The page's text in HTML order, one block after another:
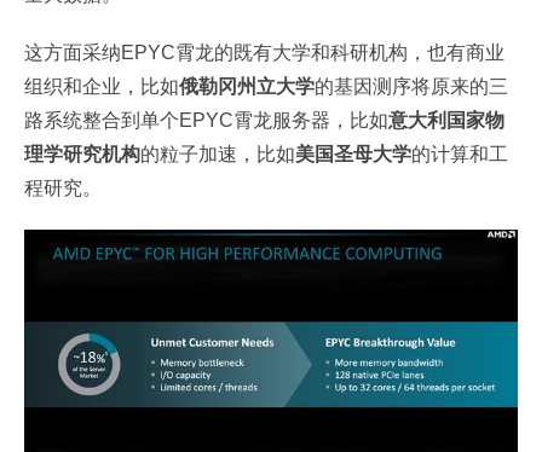
这方面采纳EPYC霄龙的既有大学和科研机构，也有商业
组织和企业，比如俄勒冈州立大学的基因测序将原来的三
路系统整合到单个EPYC霄龙服务器，比如意大利国家物
理学研究机构的粒子加速，比如美国圣母大学的计算和工
程研究。